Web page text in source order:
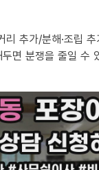
리 추가/분해·조립
면 분쟁을 줄일 수